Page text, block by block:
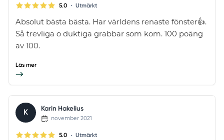
5.0 • Utmärkt
Absolut bästa bästa. Har världens renaste fönster👍.
Så trevliga o duktiga grabbar som kom. 100 poäng
av 100.
Läs mer
K Karin Hakelius
november 2021
5.0 • Utmärkt